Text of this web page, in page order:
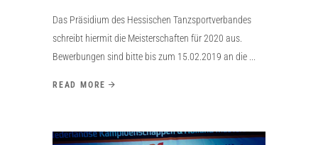
Das Präsidium des Hessischen Tanzsportverbandes
schreibt hiermit die Meisterschaften für 2020 aus.
Bewerbungen sind bitte bis zum 15.02.2019 an die
READ MORE